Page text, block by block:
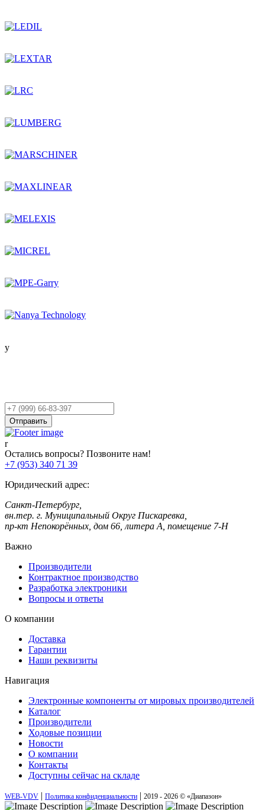
Ваш
телефон
Отправить
Остались вопросы? Позвоните нам!
+7 (953) 340 71 39
Юридический адрес:
Санкт-Петербург,
вн.тер. г. Муниципальный Округ Пискаревка,
пр-кт Непокорённых, дом 66, литера А, помещение 7-Н
Важно
Производители
Контрактное производство
Разработка электроники
Вопросы и ответы
О компании
Доставка
Гарантии
Наши реквизиты
Навигация
Электронные компоненты от мировых производителей
Каталог
Производители
Ходовые позиции
Новости
О компании
Контакты
Доступны сейчас на складе
WEB-VDV | Политика конфиденциальности | 2019 - 2026 © «Диапазон»